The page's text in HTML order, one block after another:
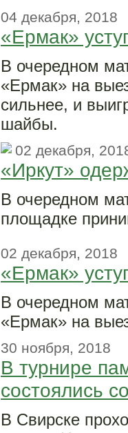
04 декабря, 2018
«Ермак»
В очередном
«Ермак» на
сильнее, и
шайбы.
02 декабря,
«Иркут»
В очередном
площадке
02 декабря, 2018
«Ермак»
В очередном
«Ермак» на
30 ноября, 2018
В турнире
состоялись
В Свирске